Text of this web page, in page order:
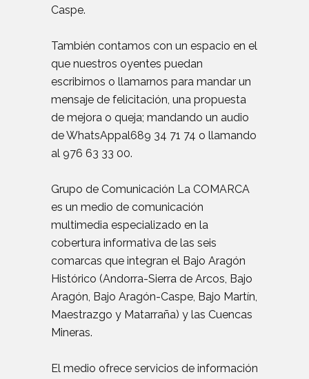
Caspe.
También contamos con un espacio en el
que nuestros oyentes puedan
escribirnos o llamarnos para mandar un
mensaje de felicitación, una propuesta
de mejora o queja; mandando un audio
de WhatsAppal689 34 71 74 o llamando
al 976 63 33 00.
Grupo de Comunicación La COMARCA
es un medio de comunicación
multimedia especializado en la
cobertura informativa de las seis
comarcas que integran el Bajo Aragón
Histórico (Andorra-Sierra de Arcos, Bajo
Aragón, Bajo Aragón-Caspe, Bajo Martín,
Maestrazgo y Matarraña) y las Cuencas
Mineras.
El medio ofrece servicios de información